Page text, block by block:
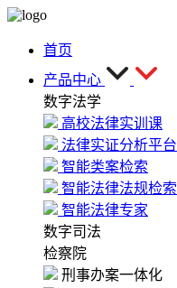
首页
产品中心
数字法学
高校法律实训课
法律实证分析平台
智能类案检索
智能法律法规检索
智能法律专家
数字司法
检察院
刑事办案一体化